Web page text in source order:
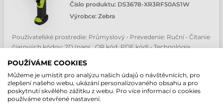
Číslo produktu: DS3678-XR3RF50AS1W
Výrobce: Zebra
Používateľské prostredie: Průmyslový • Prevedenie: Ruční • Čítanie
čiarových kódov: 2D (napr.. QR kód, PDF kód) • Technológia
dosahem
Bez DPH26 879,47 CZK
(33 061,75 CZK
POUŽÍVÁME COOKIES
Můžeme je umístit pro analýzu našich údajů o návštěvnících, pro
zlepšení našeho webu, ukázání personalizovaného obsahu a pro
poskytnutí skvělého zážitku z webu. Pro více informací o cookies
používáme otevřené nastavení.